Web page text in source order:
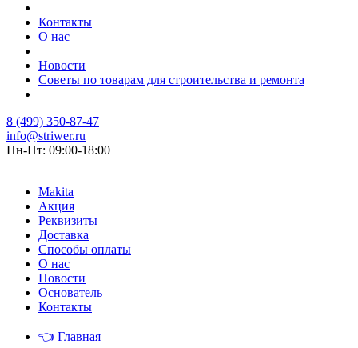
Контакты
О нас
Новости
Советы по товарам для строительства и ремонта
8 (499) 350-87-47
info@striwer.ru
Пн-Пт: 09:00-18:00
Makita
Акция
Реквизиты
Доставка
Способы оплаты
О нас
Новости
Основатель
Контакты
👈 Главная